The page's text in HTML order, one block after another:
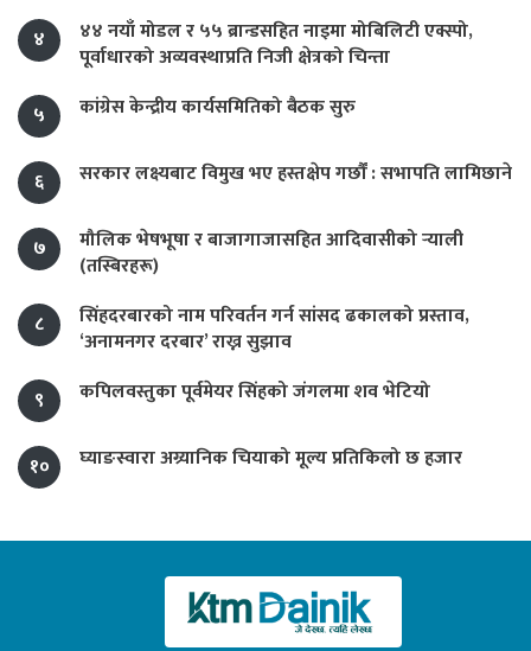
४
४४ नयाँ मोडल र ५५ ब्रान्डसहित नाइमा मोबिलिटी एक्स्पो,
पूर्वाधारको अव्यवस्थाप्रति निजी क्षेत्रको चिन्ता
५
कांग्रेस केन्द्रीय कार्यसमितिको बैठक सुरु
६ सरकार लक्ष्यबाट विमुख भए हस्तक्षेप गर्छौं : सभापति लामिछाने
७
मौलिक भेषभूषा र बाजागाजासहित आदिवासीको र्‍याली
(तस्बिरहरू)
८
सिंहदरबारको नाम परिवर्तन गर्न सांसद ढकालको प्रस्ताव,
‘अनामनगर दरबार’ राख्न सुझाव
९
कपिलवस्तुका पूर्वमेयर सिंहको जंगलमा शव भेटियो
१० घ्याङस्वारा अग्र्यानिक चियाको मूल्य प्रतिकिलो छ हजार